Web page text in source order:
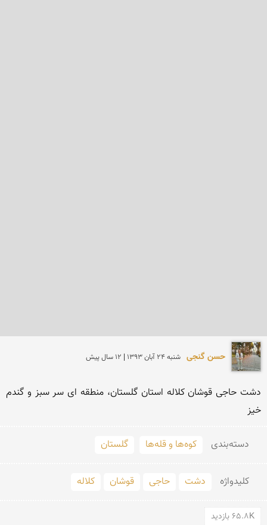
حسن گنجی شنبه 24 آبان 1393 | 12 سال پیش
خیز
دسته‌بندی کوه‌ها و قله‌ها گلستان
کلید‌واژه دشت حاجی قوشان کلاله
65.8K بازدید